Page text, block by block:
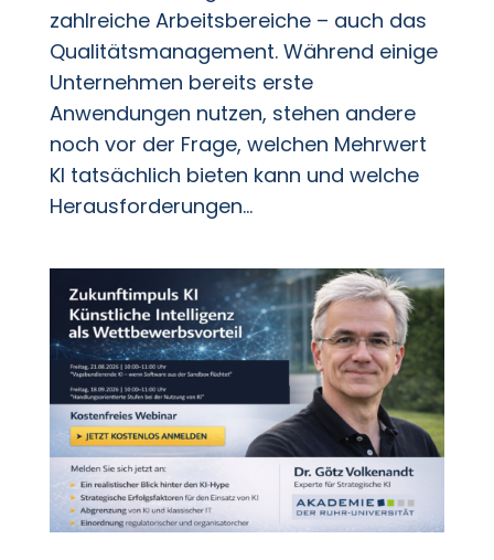
zahlreiche Arbeitsbereiche – auch das
Qualitätsmanagement. Während einige
Unternehmen bereits erste
Anwendungen nutzen, stehen andere
noch vor der Frage, welchen Mehrwert
KI tatsächlich bieten kann und welche
Herausforderungen...